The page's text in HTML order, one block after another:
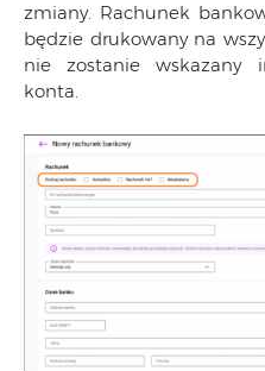
zmiany. Rachunek
będzie drukowany na
nie zostanie wskazany
konta.